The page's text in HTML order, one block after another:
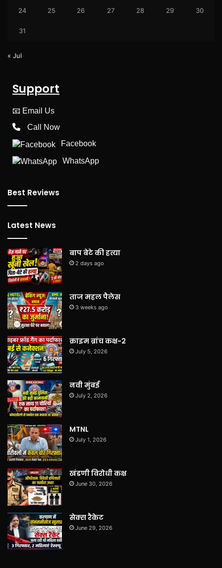
24 25 26 27 28 29 30
31
« Jul
Support
📧 Email Us
Call Now
Facebook
WhatsApp
Best Reviews
Latest News
बाप बेटे की हत्या
2 days ago
ताज महल पैलेस
3 weeks ago
क्राइम ब्रांच कक्ष-2
July 5, 2026
नवी मुंबई
July 2, 2026
MTNL
July 1, 2026
खंडणी विरोधी कक्ष
June 30, 2026
सेक्स रैकेट
June 29, 2026